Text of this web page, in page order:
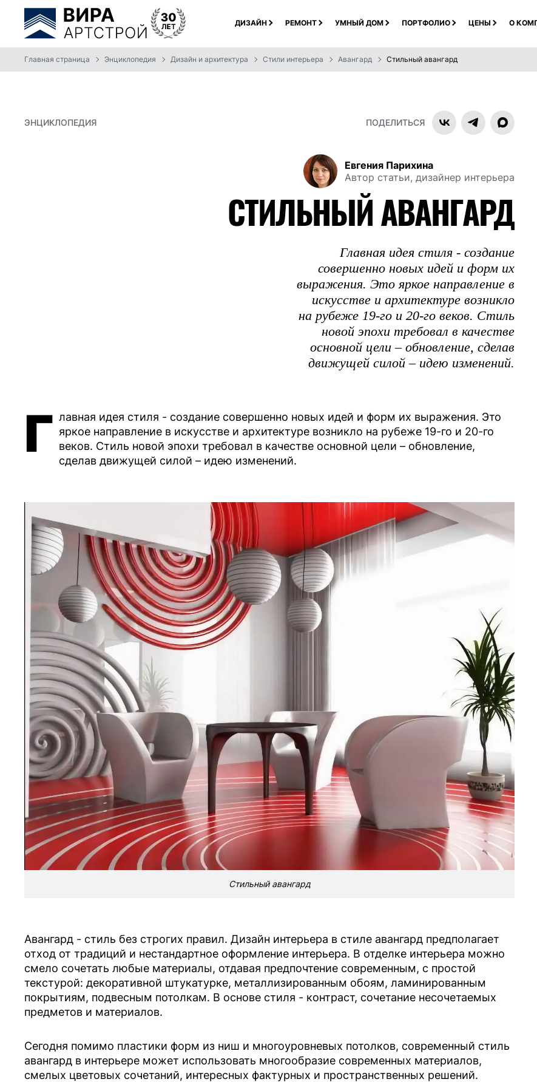
ДИЗАЙН РЕМОНТ УМНЫЙ ДОМ ПОРТФОЛИО ЦЕНЫ О
Главная страница Энциклопедия Дизайн и архитектура Стили интерьера Авангард Стильный авангард
ЭНЦИКЛОПЕДИЯ ПОДЕЛИТЬСЯ
Евгения Парихина
Автор статьи, дизайнер интерьера
СТИЛЬНЫЙ АВАНГАРД
Главная идея стиля - создание
совершенно новых идей и форм их
выражения. Это яркое направление в
искусстве и архитектуре возникло
на рубеже 19-го и 20-го веков. Стиль
новой эпохи требовал в качестве
основной цели – обновление, сделав
движущей силой – идею изменений.
Г лавная идея стиля - создание совершенно новых идей и форм их выражения. Это
яркое направление в искусстве и архитектуре возникло на рубеже 19-го и 20-го
веков. Стиль новой эпохи требовал в качестве основной цели – обновление,
сделав движущей силой – идею изменений.
Стильный авангард
Авангард - стиль без строгих правил. Дизайн интерьера в стиле авангард предполагает
отход от традиций и нестандартное оформление интерьера. В отделке интерьера можно
смело сочетать любые материалы, отдавая предпочтение современным, с простой
текстурой: декоративной штукатурке, металлизированным обоям, ламинированным
покрытиям, подвесным потолкам. В основе стиля - контраст, сочетание несочетаемых
предметов и материалов.
Сегодня помимо пластики форм из ниш и многоуровневых потолков, современный стиль
авангард в интерьере может использовать многообразие современных материалов,
смелых цветовых сочетаний, интересных фактурных и пространственных решений.